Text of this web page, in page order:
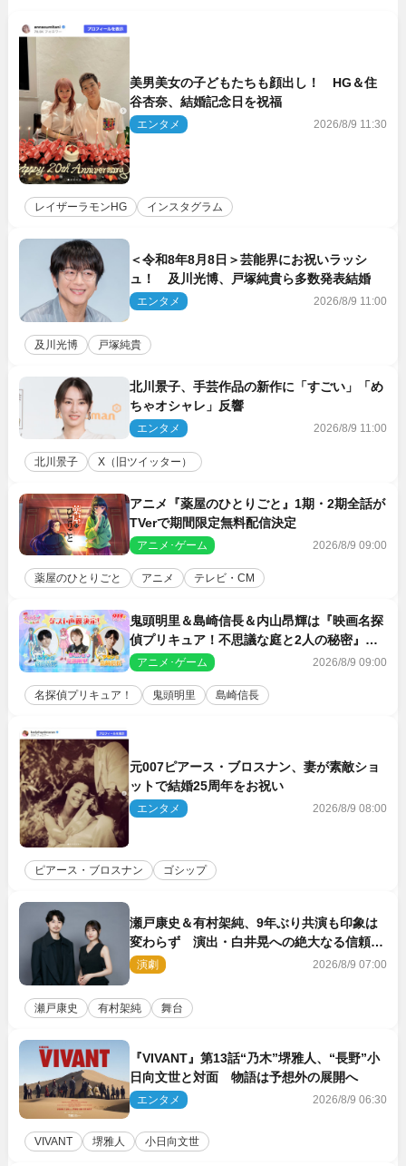
美男美女の子どもたちも顔出し！ HG＆住
谷杏奈、結婚記念日を祝福
エンタメ 2026/8/9 11:30
レイザーラモンHG インスタグラム
＜令和8年8月8日＞芸能界にお祝いラッシ
ュ！ 及川光博、戸塚純貴ら多数発表結婚
エンタメ 2026/8/9 11:00
及川光博 戸塚純貴
北川景子、手芸作品の新作に「すごい」「め
ちゃオシャレ」反響
エンタメ 2026/8/9 11:00
北川景子 X（旧ツイッター）
アニメ『薬屋のひとりごと』1期・2期全話が
TVerで期間限定無料配信決定
アニメ･ゲーム 2026/8/9 09:00
薬屋のひとりごと アニメ テレビ・CM
鬼頭明里＆島崎信長＆内山昂輝は『映画名探
偵プリキュア！不思議な庭と2人の秘密』ゲ
スト声優に決定
アニメ･ゲーム 2026/8/9 09:00
名探偵プリキュア！ 鬼頭明里 島崎信長
元007ピアース・ブロスナン、妻が素敵ショ
ットで結婚25周年をお祝い
エンタメ 2026/8/9 08:00
ピアース・ブロスナン ゴシップ
瀬戸康史＆有村架純、9年ぶり共演も印象は
変わらず 演出・白井晃への絶大なる信頼を
胸に舞台『キュー』に挑む
演劇 2026/8/9 07:00
瀬戸康史 有村架純 舞台
『VIVANT』第13話“乃木”堺雅人、“長野”小
日向文世と対面 物語は予想外の展開へ
エンタメ 2026/8/9 06:30
VIVANT 堺雅人 小日向文世